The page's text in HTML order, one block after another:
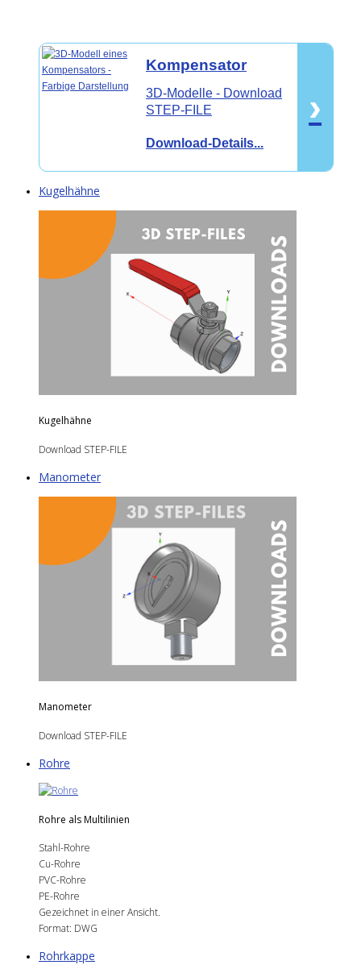
Kompensator
3D-Modelle - Download
STEP-FILE
Download-Details...
›
Kugelhähne
Kugelhähne
Download STEP-FILE
Manometer
Manometer
Download STEP-FILE
Rohre
Rohre als Multilinien
Stahl-Rohre
Cu-Rohre
PVC-Rohre
PE-Rohre
Gezeichnet in einer Ansicht.
Format: DWG
Rohrkappe